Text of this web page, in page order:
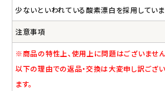
少ないといわれている酸素漂白を採用していま
注意事項
※商品の特性上、使用上に問題はございません
以下の理由での返品・交換は大変申し訳ござ
ます。